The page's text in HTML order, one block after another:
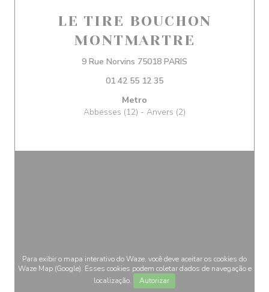
LE TIRE BOUCHON
MONTMARTRE
9 Rue Norvins 75018 PARIS
01 42 55 12 35
Metro
Abbesses (12) - Anvers (2)
Para exibir o mapa interativo do Waze, você deve aceitar os cookies do
Waze Map (Google). Esses cookies podem coletar dados de navegação e
localização.
Autorizar